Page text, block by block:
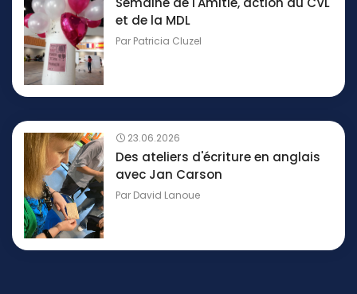
et de la MDL
Par Patricia Cluzel
23.06.2026
Des ateliers d'écriture en anglais
avec Jan Carson
Par David Lanoue